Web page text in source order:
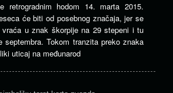
retrogradnim hodom 14. marta 2015.
će biti od posebnog značaja, jer se
vraća u znak škorpije na 29 stepeni i tu
septembra. Tokom tranzita preko znaka
uticaj na međunarod